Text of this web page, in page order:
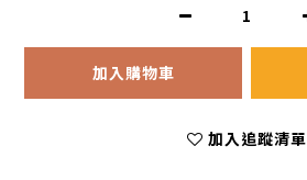
加入購物車
加入追蹤清單